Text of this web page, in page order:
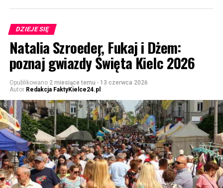
DZIEJE SIĘ
Natalia Szroeder, Fukaj i Dżem:
poznaj gwiazdy Święta Kielc 2026
Opublikowano 2 miesiące temu - 13 czerwca 2026
Autor Redakcja FaktyKielce24.pl